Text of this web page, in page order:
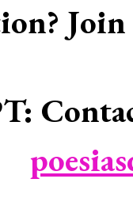
Join